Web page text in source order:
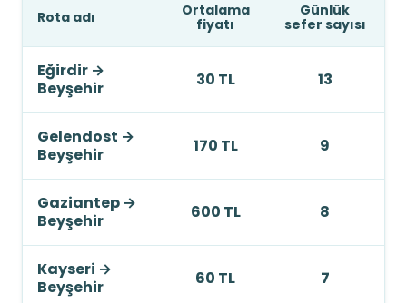
Rota adı
Ortalama
fiyatı
Günlük
sefer sayısı
Eğirdir →
Beyşehir
30 TL 13
Gelendost →
Beyşehir
170 TL 9
Gaziantep →
Beyşehir
600 TL 8
Kayseri →
Beyşehir
60 TL 7